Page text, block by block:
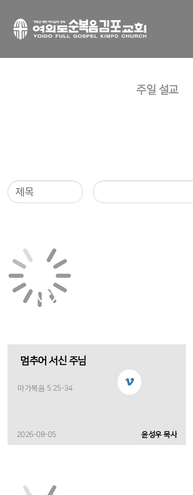
주일 설교
멈추어 서신 주님
마가복음 5:25-34
2026-08-05 윤성우 목사